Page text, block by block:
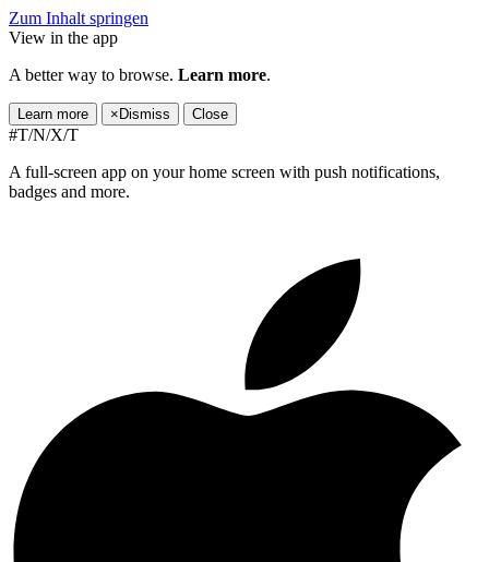
Zum Inhalt springen
View in the app
A better way to browse. Learn more.
Learn more × Dismiss Close
#T/N/X/T
A full-screen app on your home screen with push notifications,
badges and more.